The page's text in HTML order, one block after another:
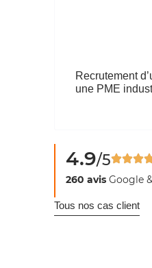
4.9/5
260 avis Google
Tous nos cas client
Recrutement
une PME